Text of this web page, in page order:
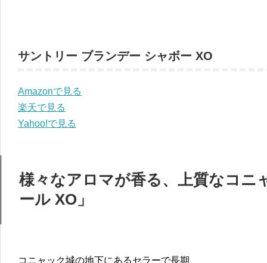
サントリー ブランデー シャボー XO
Amazonで見る
楽天で見る
Yahoo!で見る
様々なアロマが香る、上質なコニ
ール XO」
コニャック城の地下にあるセラーで長期